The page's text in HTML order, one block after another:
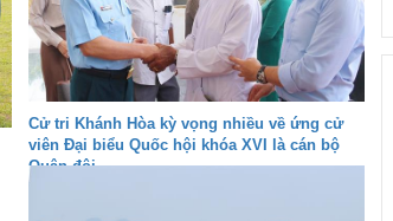
Cử tri Khánh Hòa kỳ vọng nhiều về ứng cử
viên Đại biểu Quốc hội khóa XVI là cán bộ
Quân đội